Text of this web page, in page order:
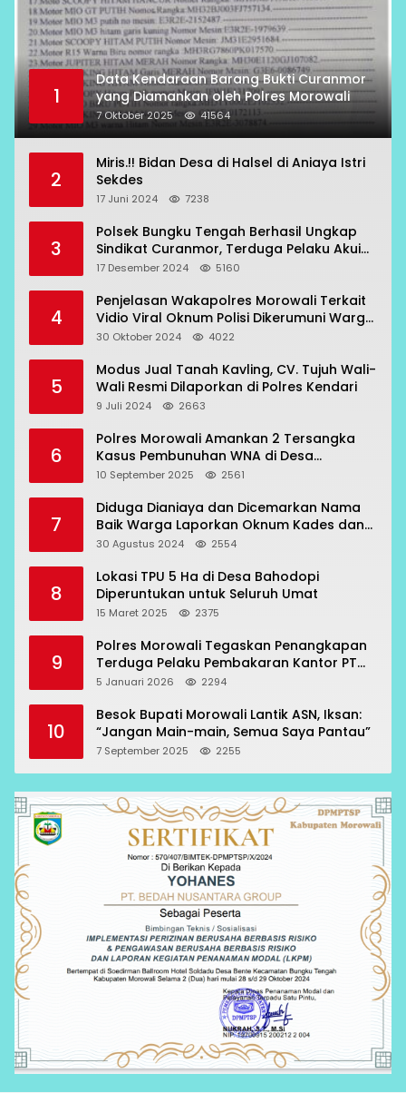
1
Data Kendaraan Barang Bukti Curanmor
yang Diamankan oleh Polres Morowali
7 Oktober 2025 41564
2
Miris.!! Bidan Desa di Halsel di Aniaya Istri
Sekdes
17 Juni 2024 7238
3
Polsek Bungku Tengah Berhasil Ungkap
Sindikat Curanmor, Terduga Pelaku Akui
Beraksi di 7 Lokasi
17 Desember 2024 5160
4
Penjelasan Wakapolres Morowali Terkait
Vidio Viral Oknum Polisi Dikerumuni Warga
Bahodopi
30 Oktober 2024 4022
5
Modus Jual Tanah Kavling, CV. Tujuh Wali-
Wali Resmi Dilaporkan di Polres Kendari
9 Juli 2024 2663
6
Polres Morowali Amankan 2 Tersangka
Kasus Pembunuhan WNA di Desa
Topogaro
10 September 2025 2561
7
Diduga Dianiaya dan Dicemarkan Nama
Baik Warga Laporkan Oknum Kades dan
Oknum Polisi
30 Agustus 2024 2554
8
Lokasi TPU 5 Ha di Desa Bahodopi
Diperuntukan untuk Seluruh Umat
15 Maret 2025 2375
9
Polres Morowali Tegaskan Penangkapan
Terduga Pelaku Pembakaran Kantor PT
RCP Sesuai Prosedur
5 Januari 2026 2294
10
Besok Bupati Morowali Lantik ASN, Iksan:
“Jangan Main-main, Semua Saya Pantau”
7 September 2025 2255